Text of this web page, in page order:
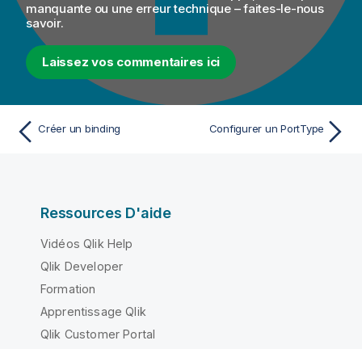
manquante ou une erreur technique – faites-le-nous
savoir.
Laissez vos commentaires ici
Créer un binding Configurer un PortType
Ressources D'aide
Vidéos Qlik Help
Qlik Developer
Formation
Apprentissage Qlik
Qlik Customer Portal